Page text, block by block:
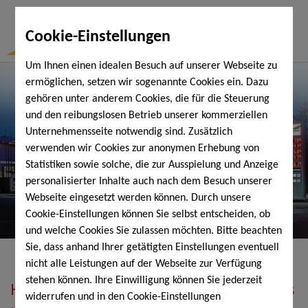
Cookie-Einstellungen
Um Ihnen einen idealen Besuch auf unserer Webseite zu
ermöglichen, setzen wir sogenannte Cookies ein. Dazu
gehören unter anderem Cookies, die für die Steuerung
und den reibungslosen Betrieb unserer kommerziellen
Unternehmensseite notwendig sind. Zusätzlich
verwenden wir Cookies zur anonymen Erhebung von
Statistiken sowie solche, die zur Ausspielung und Anzeige
personalisierter Inhalte auch nach dem Besuch unserer
Webseite eingesetzt werden können. Durch unsere
Cookie-Einstellungen können Sie selbst entscheiden, ob
und welche Cookies Sie zulassen möchten. Bitte beachten
Sie, dass anhand Ihrer getätigten Einstellungen eventuell
nicht alle Leistungen auf der Webseite zur Verfügung
stehen können. Ihre Einwilligung können Sie jederzeit
widerrufen und in den Cookie-Einstellungen
Heizöl, Diesel, Schmierstoffe, Holzpellets